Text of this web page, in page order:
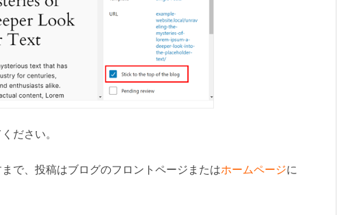
ださい。
で、投稿はブログのフロントページまたはホームページに